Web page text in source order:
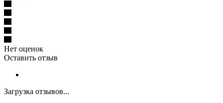
Нет оценок
Оставить отзыв
Загрузка отзывов...